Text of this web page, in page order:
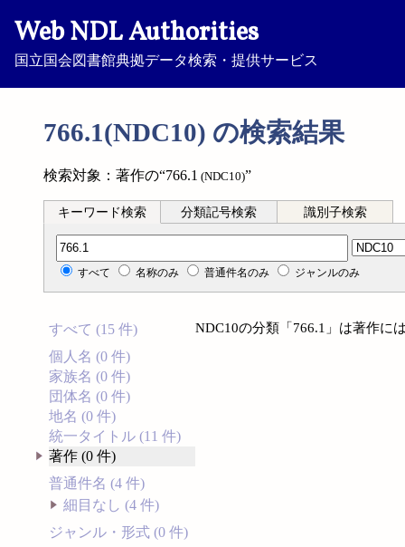
Web NDL Authorities
国立国会図書館典拠データ検索・提供サービス
766.1(NDC10) の検索結果
検索対象：著作の“766.1 (NDC10)”
キーワード検索 分類記号検索 識別子検索
分類記号検索
すべて 名称のみ 普通件名のみ ジャンルのみ
すべて (15 件)
個人名 (0 件)
家族名 (0 件)
団体名 (0 件)
地名 (0 件)
統一タイトル (11 件)
著作 (0 件)
普通件名 (4 件)
細目なし (4 件)
ジャンル・形式 (0 件)
NDC10の分類「766.1」は著作に